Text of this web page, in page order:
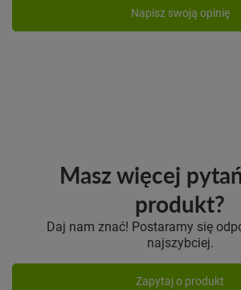
Napisz swoją opinię
Masz więcej
produkt?
Daj nam znać! Postaramy się
najszybciej.
Zapytaj o produkt